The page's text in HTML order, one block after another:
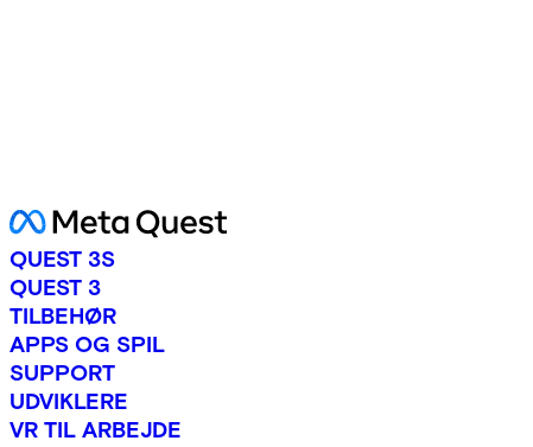
QUEST 3S
QUEST 3
TILBEHØR
APPS OG SPIL
SUPPORT
UDVIKLERE
VR TIL ARBEJDE